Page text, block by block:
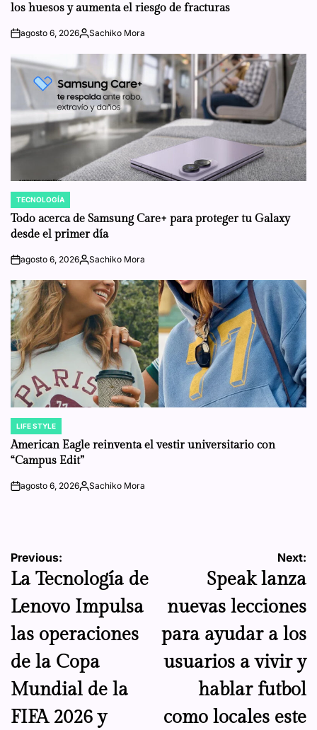
los huesos y aumenta el riesgo de fracturas
onagosto 6, 2026Posted
Sachiko Mora
POSTED
IN
TECNOLOGÍA
Todo acerca de Samsung Care+ para proteger tu Galaxy
desde el primer día
onagosto 6, 2026Posted
Sachiko Mora
POSTED
IN
LIFE STYLE
American Eagle reinventa el vestir universitario con
“Campus Edit”
onagosto 6, 2026Posted
Sachiko Mora
Navegación
de
entradas
Previous:
La Tecnología de
Lenovo Impulsa
las operaciones
de la Copa
Mundial de la
FIFA 2026 y
Next:
Speak lanza
nuevas lecciones
para ayudar a los
usuarios a vivir y
hablar futbol
como locales este